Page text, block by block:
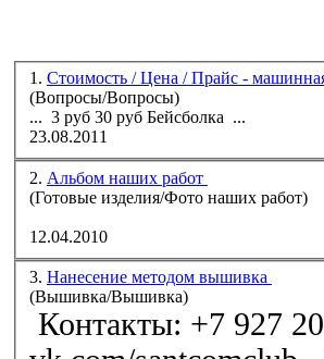
1. Стоимость / Цена / Прайс -
(Вопросы/Вопросы)
... 3 руб 30 руб Бейсболка ...
23.08.2011
2. Альбом наших работ
(Готовые изделия/Фото наших работ)
12.04.2010
3. Нанесение методом вышивка
(Вышивка/Вышивка)
Контакты: +7 927